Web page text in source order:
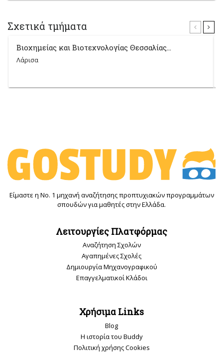
Σχετικά τμήματα
Βιοχημείας και Βιοτεχνολογίας Θεσσαλίας...
Λάρισα
Είμαστε η Νο. 1 μηχανή αναζήτησης προπτυχιακών προγραμμάτων
σπουδών για μαθητές στην Ελλάδα.
Λειτουργίες Πλατφόρμας
Αναζήτηση Σχολών
Αγαπημένες Σχολές
Δημιουργία Μηχανογραφικού
Επαγγελματικοί Κλάδοι
Χρήσιμα Links
Blog
Η ιστορία του Buddy
Πολιτική χρήσης Cookies